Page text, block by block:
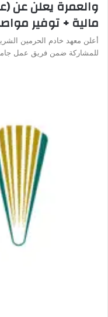
والعمرة يعلن
مالية + توفير
أعلن معهد خادم الحرمين
للمشاركة ضمن فريق عمل